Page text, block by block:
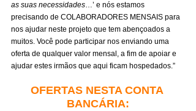
as suas necessidades…’ e nós estamos
precisando de COLABORADORES MENSAIS para
nos ajudar neste projeto que tem abençoados a
muitos. Você pode participar nos enviando uma
oferta de qualquer valor mensal, a fim de apoiar e
ajudar estes irmãos que aqui ficam hospedados.”
OFERTAS NESTA CONTA
BANCÁRIA: